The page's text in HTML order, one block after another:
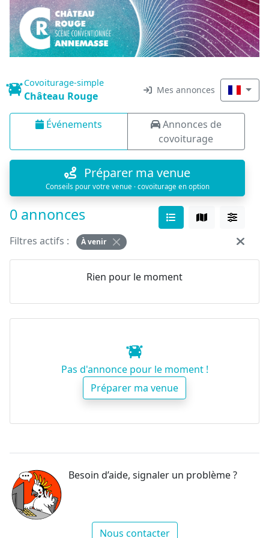
Covoiturage-simple
Château Rouge Mes annonces
Événements
Annonces de
covoiturage
Préparer ma venue
Conseils pour votre venue · covoiturage en option
0 annonces
Filtres actifs : À venir
Rien pour le moment
Pas d'annonce pour le moment !
Préparer ma venue
Besoin d’aide, signaler un problème ?
Nous contacter